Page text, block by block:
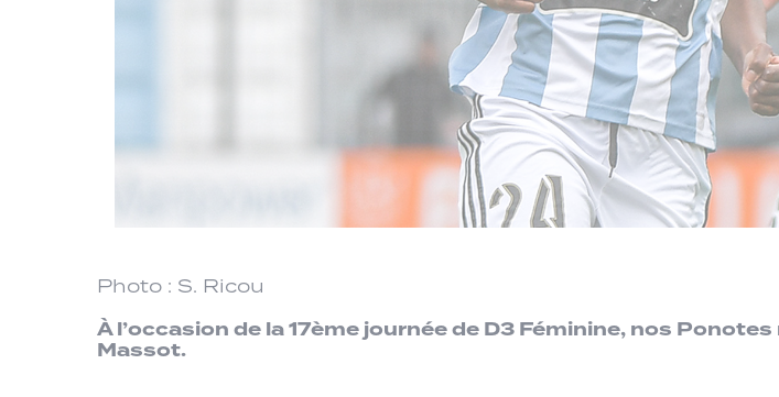
Photo : S. Ricou
À l’occasion de la 17ème journée de D3 Féminine, nos
Massot.